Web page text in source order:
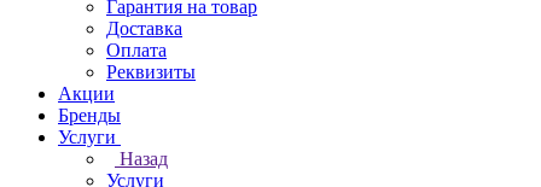
Гарантия на товар
Доставка
Оплата
Реквизиты
Акции
Бренды
Услуги
Назад
Услуги